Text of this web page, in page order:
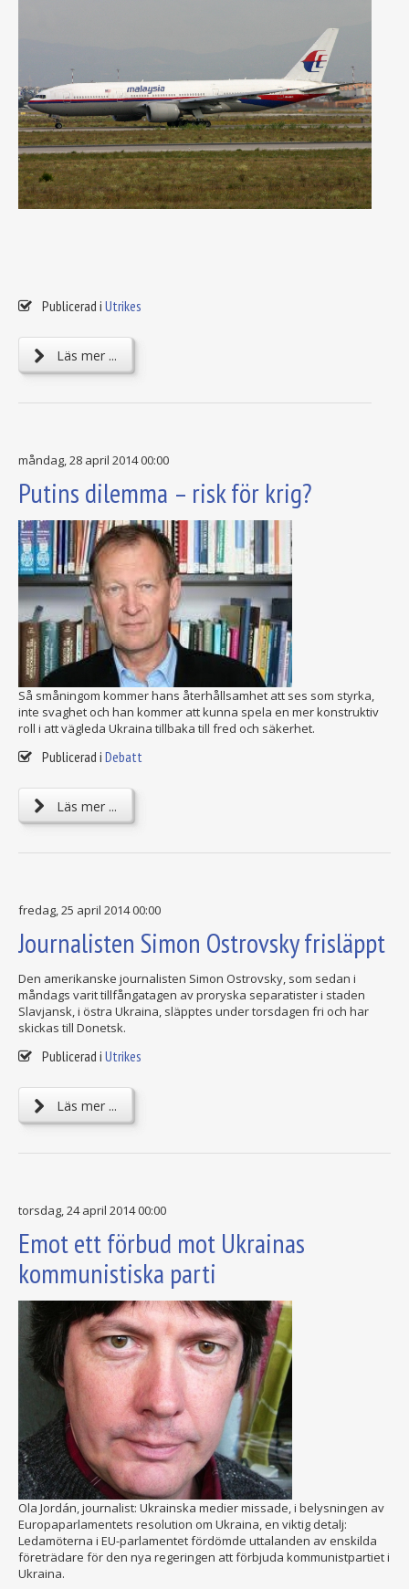
Publicerad i Utrikes
Läs mer ...
måndag, 28 april 2014 00:00
Putins dilemma – risk för krig?
Så småningom kommer hans återhållsamhet att ses som styrka,
inte svaghet och han kommer att kunna spela en mer konstruktiv
roll i att vägleda Ukraina tillbaka till fred och säkerhet.
Publicerad i Debatt
Läs mer ...
fredag, 25 april 2014 00:00
Journalisten Simon Ostrovsky frisläppt
Den amerikanske journalisten Simon Ostrovsky, som sedan i
måndags varit tillfångatagen av proryska separatister i staden
Slavjansk, i östra Ukraina, släpptes under torsdagen fri och har
skickas till Donetsk.
Publicerad i Utrikes
Läs mer ...
torsdag, 24 april 2014 00:00
Emot ett förbud mot Ukrainas
kommunistiska parti
Ola Jordán, journalist: Ukrainska medier missade, i belysningen av
Europaparlamentets resolution om Ukraina, en viktig detalj:
Ledamöterna i EU-parlamentet fördömde uttalanden av enskilda
företrädare för den nya regeringen att förbjuda kommunistpartiet i
Ukraina.